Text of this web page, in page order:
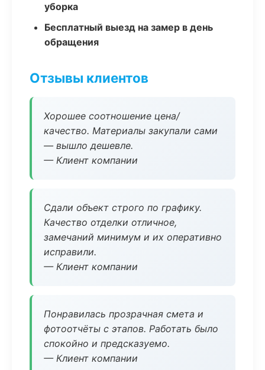
уборка
Бесплатный выезд на замер в день
обращения
Отзывы клиентов
Хорошее соотношение цена/
качество. Материалы закупали сами
— вышло дешевле.
— Клиент компании
Сдали объект строго по графику.
Качество отделки отличное,
замечаний минимум и их оперативно
исправили.
— Клиент компании
Понравилась прозрачная смета и
фотоотчёты с этапов. Работать было
спокойно и предсказуемо.
— Клиент компании